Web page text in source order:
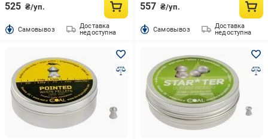
525 ₴/уп.
Cамовывоз
Доставка
недоступна
557 ₴/уп.
Cамовывоз
Доставка
недоступна